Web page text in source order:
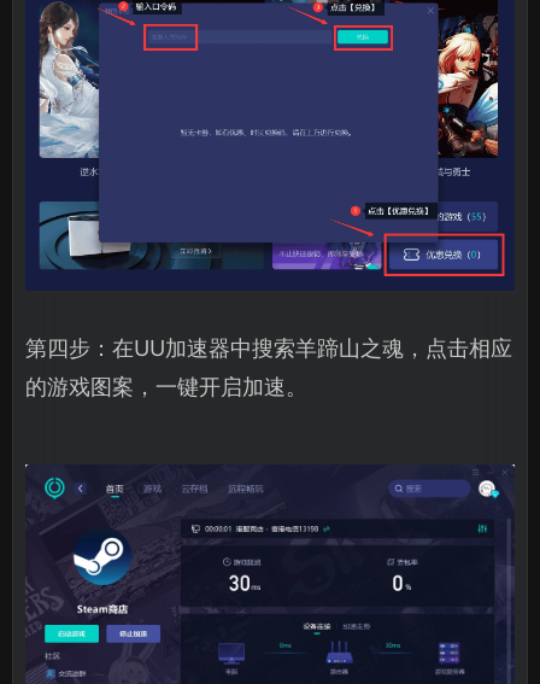
第四步：在UU加速器中搜索羊蹄山之魂，点击相应
的游戏图案，一键开启加速。